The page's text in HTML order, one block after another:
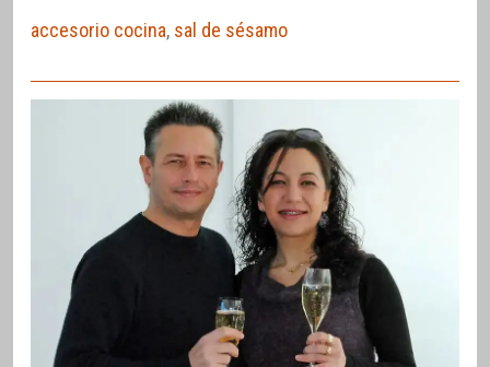
accesorio cocina, sal de sésamo